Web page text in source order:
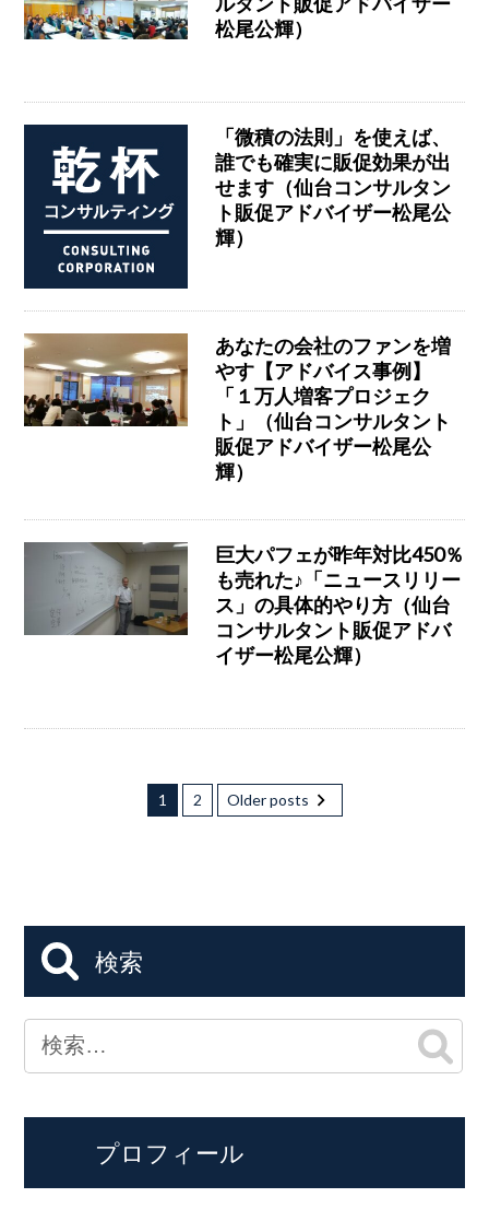
松尾公輝）
「微積の法則」を使えば、
誰でも確実に販促効果が出
せます（仙台コンサルタン
ト販促アドバイザー松尾公
輝）
あなたの会社のファンを増
やす【アドバイス事例】
「１万人増客プロジェク
ト」（仙台コンサルタント
販促アドバイザー松尾公
輝）
巨大パフェが昨年対比450％
も売れた♪「ニュースリリー
ス」の具体的やり方（仙台
コンサルタント販促アドバ
イザー松尾公輝）
1 2 Older posts
検索
プロフィール